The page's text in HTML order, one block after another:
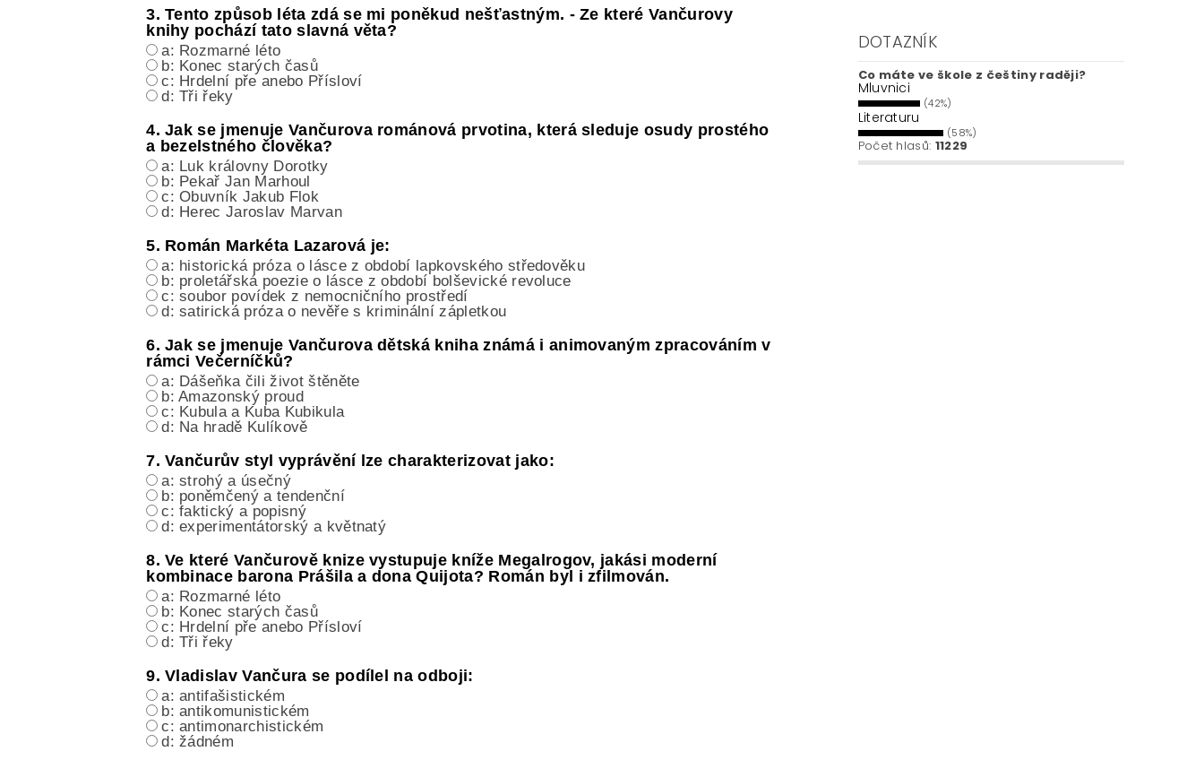
3. Tento způsob léta zdá se mi poněkud nešťastným. - Ze které Vančurovy
knihy pochází tato slavná věta?
a: Rozmarné léto
b: Konec starých časů
c: Hrdelní pře anebo Přísloví
d: Tři řeky
4. Jak se jmenuje Vančurova románová prvotina, která sleduje osudy prostého
a bezelstného člověka?
a: Luk královny Dorotky
b: Pekař Jan Marhoul
c: Obuvník Jakub Flok
d: Herec Jaroslav Marvan
5. Román Markéta Lazarová je:
a: historická próza o lásce z období lapkovského středověku
b: proletářská poezie o lásce z období bolševické revoluce
c: soubor povídek z nemocničního prostředí
d: satirická próza o nevěře s kriminální zápletkou
6. Jak se jmenuje Vančurova dětská kniha známá i animovaným zpracováním v
rámci Večerníčků?
a: Dášeňka čili život štěněte
b: Amazonský proud
c: Kubula a Kuba Kubikula
d: Na hradě Kulíkově
7. Vančurův styl vyprávění lze charakterizovat jako:
a: strohý a úsečný
b: poněmčený a tendenční
c: faktický a popisný
d: experimentátorský a květnatý
8. Ve které Vančurově knize vystupuje kníže Megalrogov, jakási moderní
kombinace barona Prášila a dona Quijota? Román byl i zfilmován.
a: Rozmarné léto
b: Konec starých časů
c: Hrdelní pře anebo Přísloví
d: Tři řeky
9. Vladislav Vančura se podílel na odboji:
a: antifašistickém
b: antikomunistickém
c: antimonarchistickém
d: žádném
DOTAZNÍK
Co máte ve škole z češtiny raději?
Mluvnici
(42%)
Literaturu
(58%)
Počet hlasů: 11229